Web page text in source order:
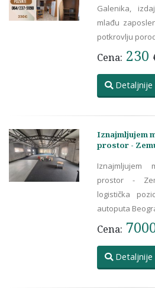
Galenika,
mlađu
potkrovlju
Cena: 230
Detaljnije
Iznajmljujem
prostor -
Iznajmljujem
prostor -
logistička
autoputa
Cena:
Detaljnije